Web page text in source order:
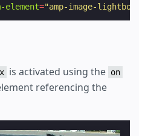
element="amp-image-lightbox"
is activated using the on
referencing the